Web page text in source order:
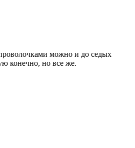
можно и до седых
конечно, но все же.